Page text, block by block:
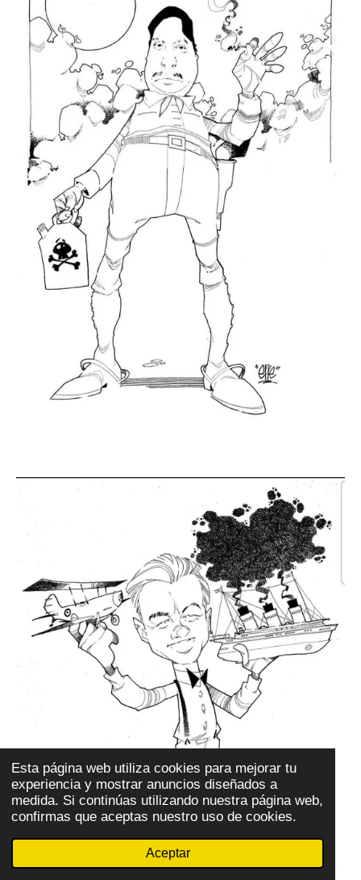
Esta página web utiliza cookies para mejorar tu
experiencia y mostrar anuncios diseñados a
medida. Si continúas utilizando nuestra página web,
confirmas que aceptas nuestro uso de cookies.
Aceptar